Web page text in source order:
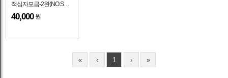
적십자모금-2완(NO.S1-S2)-VF-1953.8.1일
40,000 원
« ‹ 1 › »